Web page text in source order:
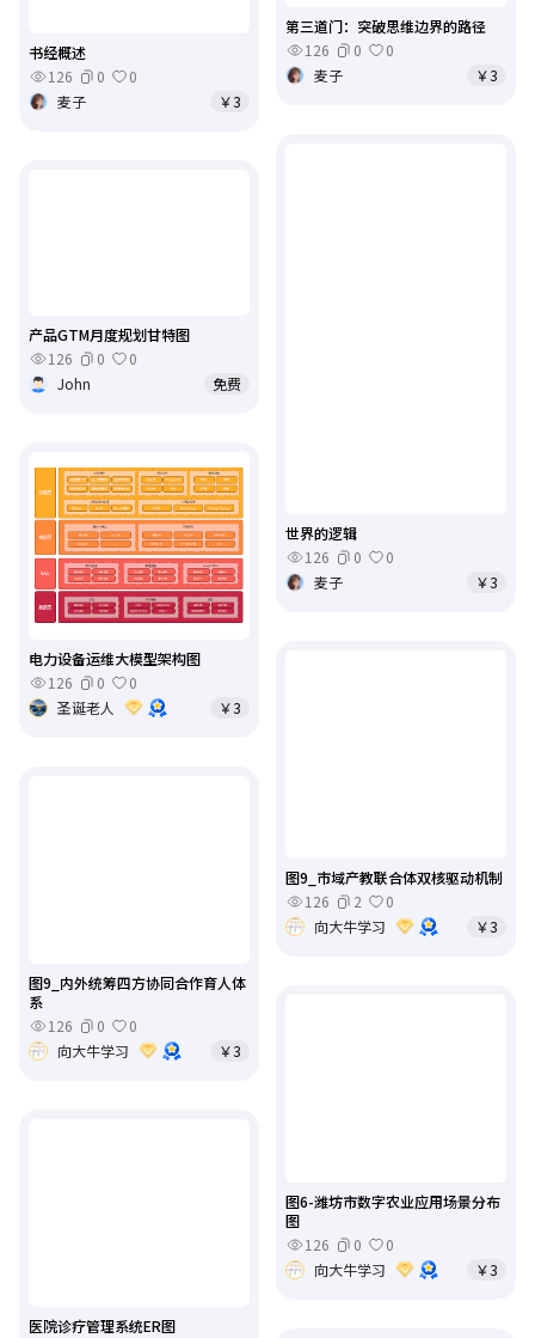
第三道门：突破思维边界的路径
126
0
0
麦子
￥3
书经概述
126
0
0
麦子
￥3
世界的逻辑
126
0
0
麦子
￥3
产品GTM月度规划甘特图
126
0
0
John
免费
电力设备运维大模型架构图
126
0
0
圣诞老人
￥3
图9_市域产教联合体双核驱动机制
126
2
0
向大牛学习
￥3
图9_内外统筹四方协同合作育人体
系
126
0
0
向大牛学习
￥3
图6-潍坊市数字农业应用场景分布
图
126
0
0
向大牛学习
￥3
医院诊疗管理系统ER图